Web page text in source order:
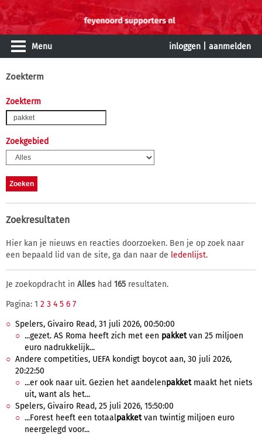
Menu inloggen aanmelden
Zoekterm
Zoekterm
Zoekgebied
Zoekresultaten
Hier kan je nieuws en reacties doorzoeken. Ben je op zoek naar
een bepaald lid van de site, ga dan naar de ledenlijst.
Je zoekopdracht in Alles had 165 resultaten.
Pagina: 1 2 3 4 5 6 7
Spelers, Givairo Read, 31 juli 2026, 00:50:00
...gezet. AS Roma heeft zich met een pakketvan 25 miljoen
euro nadrukkelijk...
Andere competities, UEFA kondigt boycot aan, 30 juli 2026,
20:22:50
...er ook naar uit. Gezien het aandelenpakketmaakt het niets
uit, want als het...
Spelers, Givairo Read, 25 juli 2026, 15:50:00
...Forest heeft een totaalpakketvan twintig miljoen euro
neergelegd voor...